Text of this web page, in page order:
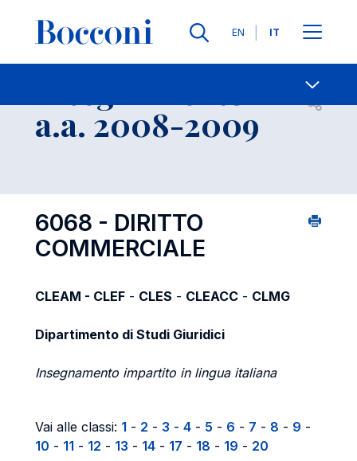
Lingue
EN IT
-
a.a. 2008-2009 Open
6068 - DIRITTO
COMMERCIALE
CLEAM - CLEF - CLES - CLEACC - CLMG
Dipartimento di Studi Giuridici
Insegnamento impartito in lingua italiana
Vai alle classi: 1 - 2 - 3 - 4 - 5 - 6 - 7 - 8 - 9 -
10 - 11 - 12 - 13 - 14 - 17 - 18 - 19 - 20